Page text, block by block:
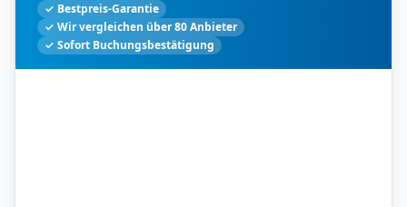
✓ Bestpreis-Garantie
✓ Wir vergleichen über 80 Anbieter
✓ Sofort Buchungsbestätigung